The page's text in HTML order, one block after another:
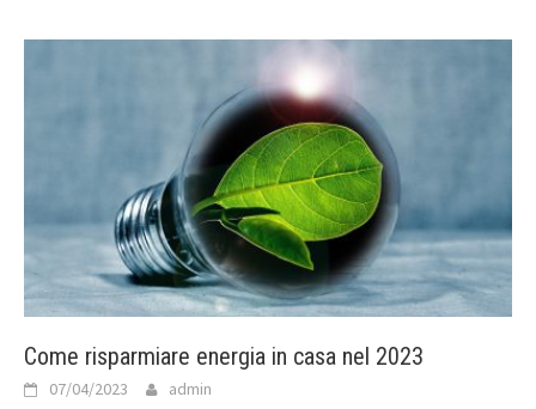
Come risparmiare energia in casa nel 2023
07/04/2023 admin